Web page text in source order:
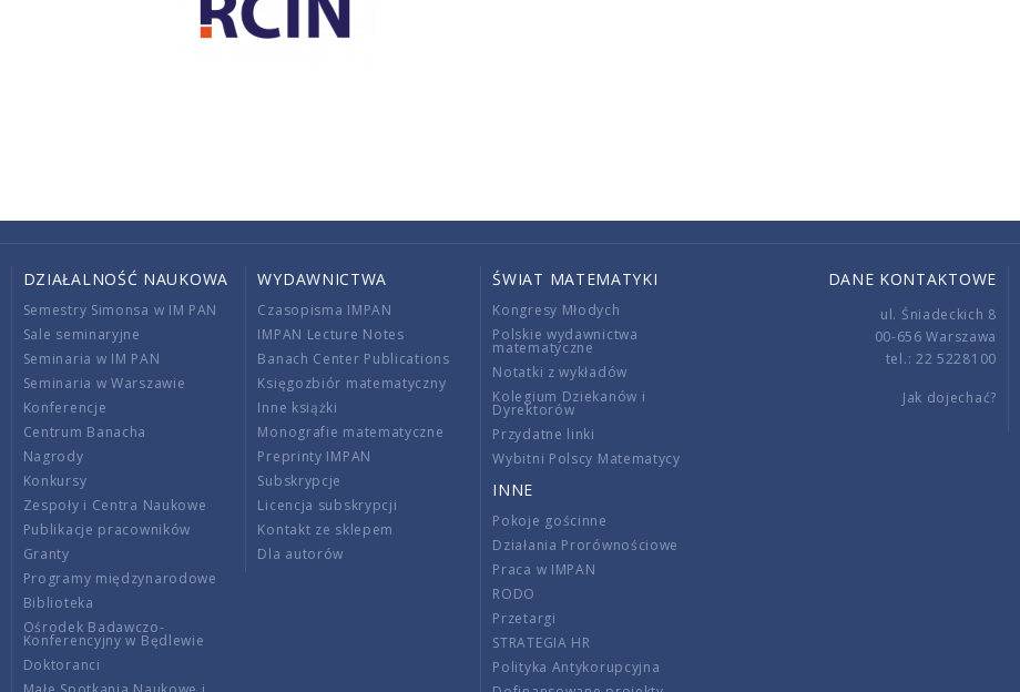
DZIAŁALNOŚĆ NAUKOWA
Semestry Simonsa w IM PAN
Sale seminaryjne
Seminaria w IM PAN
Seminaria w Warszawie
Konferencje
Centrum Banacha
Nagrody
Konkursy
Zespoły i Centra Naukowe
Publikacje pracowników
Granty
Programy międzynarodowe
Biblioteka
Ośrodek Badawczo-
Konferencyjny w Będlewie
Doktoranci
WYDAWNICTWA
Czasopisma IMPAN
IMPAN Lecture Notes
Banach Center Publications
Księgozbiór matematyczny
Inne książki
Monografie matematyczne
Preprinty IMPAN
Subskrypcje
Licencja subskrypcji
Kontakt ze sklepem
Dla autorów
ŚWIAT MATEMATYKI
Kongresy Młodych
Polskie wydawnictwa
matematyczne
Notatki z wykładów
Kolegium Dziekanów i
Dyrektorów
Przydatne linki
Wybitni Polscy Matematycy
INNE
Pokoje gościnne
Działania Prorównościowe
Praca w IMPAN
RODO
Przetargi
STRATEGIA HR
Polityka Antykorupcyjna
DANE KONTAKTOWE
ul. Śniadeckich 8
00-656 Warszawa
tel.: 22 5228100
Jak dojechać?